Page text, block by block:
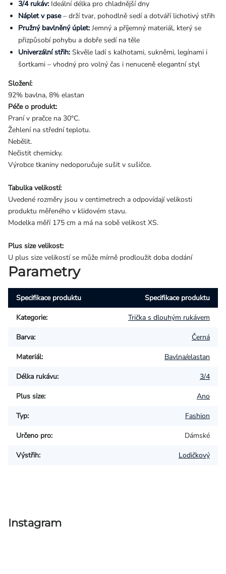
3/4 rukáv: Ideální délka pro chladnější dny
Náplet v pase– drží tvar, pohodlně sedí a dotváří lichotivý střih
Pružný bavlněný úplet: Jemný a příjemný materiál, který se
přizpůsobí pohybu a dobře sedí na těle
Univerzální střih: Skvěle ladí s kalhotami, sukněmi, legínami i
šortkami – vhodný pro volný čas i nenuceně elegantní styl
Složení:
92% bavlna, 8% elastan
Péče o produkt:
Praní v pračce na 30°C.
Žehlení na střední teplotu.
Nebělit.
Nečistit chemicky.
Výrobce tkaniny nedoporučuje sušit v sušičce.
Tabulka velikostí:
Uvedené rozměry jsou v centimetrech a odpovídají velikosti
produktu měřeného v klidovém stavu.
Modelka měří 175 cm a má na sobě velikost XS.
Plus size velikost:
U plus size velikostí se může mírně prodloužit doba dodání
Parametry
Specifikace produktu Specifikace produktu
Kategorie: Trička s dlouhým rukávem
Barva: Černá
Materiál: Bavlna/elastan
Délka rukávu: 3/4
Plus size: Ano
Typ: Fashion
Určeno pro: Dámské
Výstřih: Lodičkový
Instagram